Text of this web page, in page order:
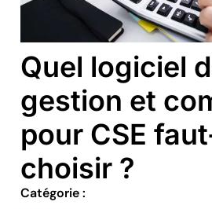
Quel logiciel
gestion et
pour CSE
choisir ?
Catégorie :